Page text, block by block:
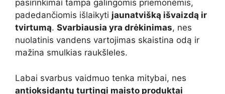
pasirinkimai tampa galingomis priemonėmis,
padedančiomis išlaikyti jaunatvišką išvaizdą ir
tvirtumą. Svarbiausia yra drėkinimas, nes
nuolatinis vandens vartojimas skaistina odą ir
mažina smulkias raukšleles.
Labai svarbus vaidmuo tenka mitybai, nes
antioksidantų turtingi maisto produktai